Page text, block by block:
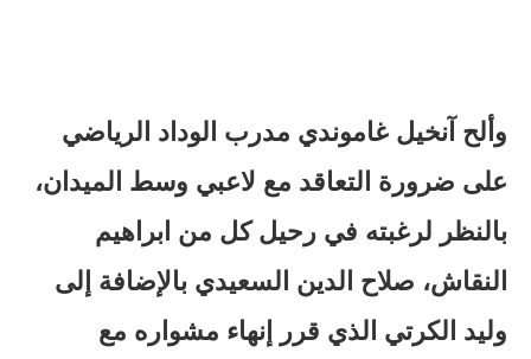
وألح آنخيل غاموندي مدرب الوداد الرياضي
على ضرورة التعاقد مع لاعبي وسط الميدان،
بالنظر لرغبته في رحيل كل من ابراهيم
النقاش، صلاح الدين السعيدي بالإضافة إلى
وليد الكرتي الذي قرر إنهاء مشواره مع